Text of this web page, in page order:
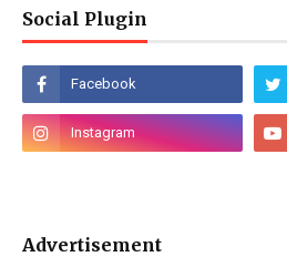
Social Plugin
Advertisement